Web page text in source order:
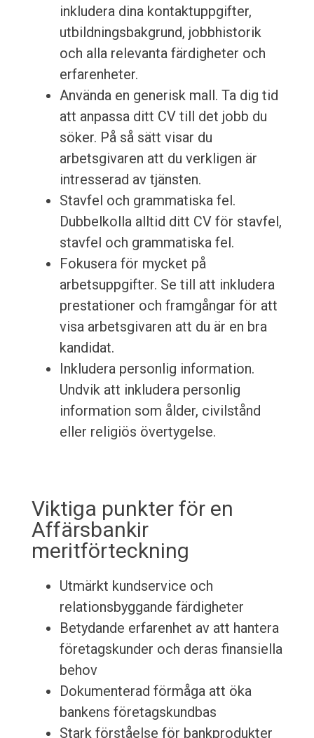
inkludera dina kontaktuppgifter,
utbildningsbakgrund, jobbhistorik
och alla relevanta färdigheter och
erfarenheter.
Använda en generisk mall. Ta dig tid
att anpassa ditt CV till det jobb du
söker. På så sätt visar du
arbetsgivaren att du verkligen är
intresserad av tjänsten.
Stavfel och grammatiska fel.
Dubbelkolla alltid ditt CV för stavfel,
stavfel och grammatiska fel.
Fokusera för mycket på
arbetsuppgifter. Se till att inkludera
prestationer och framgångar för att
visa arbetsgivaren att du är en bra
kandidat.
Inkludera personlig information.
Undvik att inkludera personlig
information som ålder, civilstånd
eller religiös övertygelse.
Viktiga punkter för en
Affärsbankir
meritförteckning
Utmärkt kundservice och
relationsbyggande färdigheter
Betydande erfarenhet av att hantera
företagskunder och deras finansiella
behov
Dokumenterad förmåga att öka
bankens företagskundbas
Stark förståelse för bankprodukter